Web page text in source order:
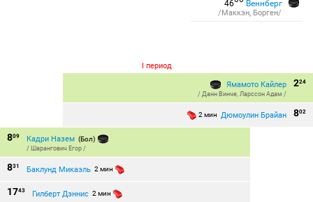
46 Веннберг
/Маккэн, Борген/
I период
224
Ямамото Кайлер
/ Данн Винче, Ларссон Адам /
802
2 мин Дюмоулин Брайан
809 Кадри Назем (Бол)
/ Шарангович Егор /
831 Баклунд Микаэль 2 мин
1743 Гилберт Дэннис 2 мин